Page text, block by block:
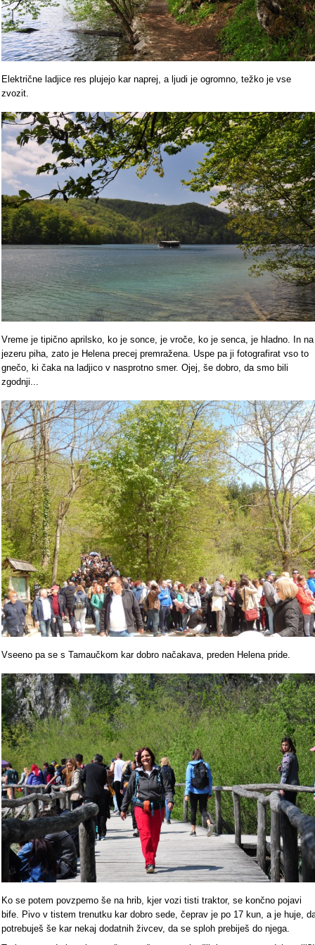
Električne ladjice res plujejo kar naprej, a ljudi je ogromno, težko je vse
zvozit.
Vreme je tipično aprilsko, ko je sonce, je vroče, ko je senca, je hladno. In na
jezeru piha, zato je Helena precej premražena. Uspe pa ji fotografirat vso to
gnečo, ki čaka na ladjico v nasprotno smer. Ojej, še dobro, da smo bili
zgodnji...
Vseeno pa se s Tamaučkom kar dobro načakava, preden Helena pride.
Ko se potem povzpemo še na hrib, kjer vozi tisti traktor, se končno pojavi
bife. Pivo v tistem trenutku kar dobro sede, čeprav je po 17 kun, a je huje,
potrebuješ še kar nekaj dodatnih živcev, da se sploh prebiješ do njega.